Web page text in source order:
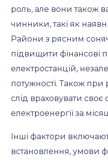
роль, але вони також
чинники, такі як
Райони з рясним
підвищити фінансові
електростанцій,
потужності. Також при
слід враховувати
електроенергії за
Інші фактори
встановлення, умови